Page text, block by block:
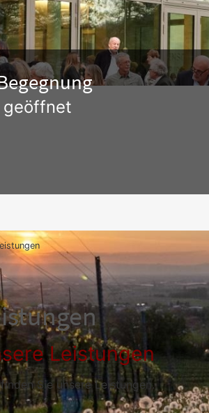
geöffnet
Leistungen
Sie unsere Leistungen.